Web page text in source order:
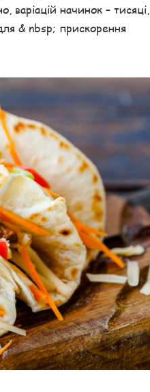
варіацій начинок – тисяці,
& nbsp; прискорення